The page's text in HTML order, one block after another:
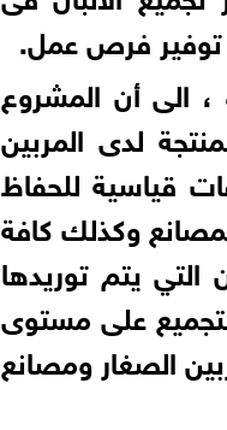
توفير فرص عمل.
، الى أن المشروع
لدى المربين
قياسية للحفاظ
وكذلك كافة
التي يتم توريدها
على مستوى
الصغار ومصانع